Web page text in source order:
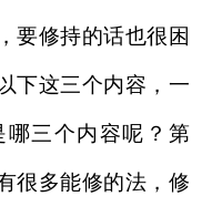
要修持的话也很困
下这三个内容，一
三个内容呢？第
很多能修的法，修